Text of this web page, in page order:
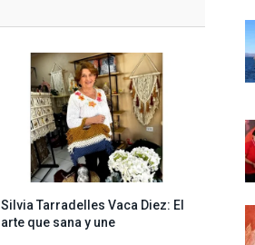
Silvia Tarradelles Vaca Diez: El
arte que sana y une